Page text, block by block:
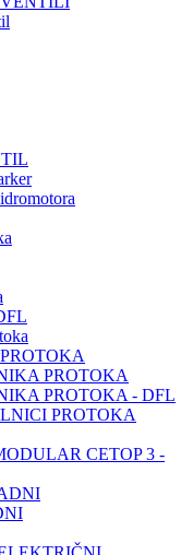
PROTOKA
PROTOKA - DFL
PROTOKA
CETOP 3 -